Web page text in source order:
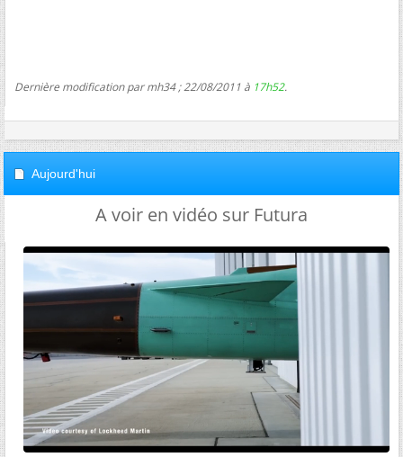
Dernière modification par mh34 ; 22/08/2011 à 17h52.
Aujourd'hui
A voir en vidéo sur Futura